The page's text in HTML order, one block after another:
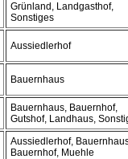
Grünland, Landgasthof,
Sonstiges
Aussiedlerhof
Bauernhaus
Bauernhaus, Bauernhof,
Gutshof, Landhaus,
Aussiedlerhof,
Bauernhof, Muehle